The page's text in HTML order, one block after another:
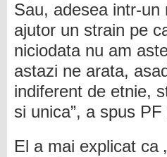
Sau, adesea intr-
ajutor un strain pe
niciodata nu am
astazi ne arata,
indiferent de etnie,
si unica”, a spus
El a mai explicat ca